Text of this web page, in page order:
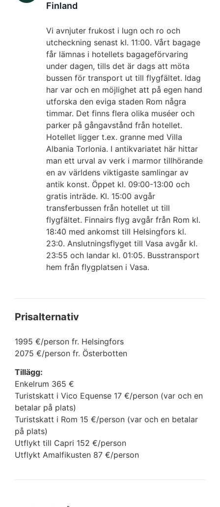
Finland
Vi avnjuter frukost i lugn och ro och
utcheckning senast kl. 11:00. Vårt bagage
får lämnas i hotellets bagageförvaring
under dagen, tills det är dags att möta
bussen för transport ut till flygfältet. Idag
har var och en möjlighet att på egen hand
utforska den eviga staden Rom några
timmar. Det finns flera olika muséer och
parker på gångavstånd från hotellet.
Hotellet ligger t.ex. granne med Villa
Albania Torlonia. I antikvariatet här hittar
man ett urval av verk i marmor tillhörande
en av världens viktigaste samlingar av
antik konst. Öppet kl. 09:00-13:00 och
gratis inträde. Kl. 15:00 avgår
transferbussen från hotellet ut till
flygfältet. Finnairs flyg avgår från Rom kl.
18:40 med ankomst till Helsingfors kl.
23:0. Anslutningsflyget till Vasa avgår kl.
23:55 och landar kl. 01:05. Busstransport
hem från flygplatsen i Vasa.
Prisalternativ
1995 €/person fr. Helsingfors
2075 €/person fr. Österbotten
Tillägg:
Enkelrum 365 €
Turistskatt i Vico Equense 17 €/person (var och en
betalar på plats)
Turistskatt i Rom 15 €/person (var och en betalar
på plats)
Utflykt till Capri 152 €/person
Utflykt Amalfikusten 87 €/person